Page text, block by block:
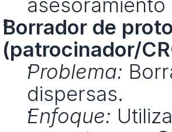
Borrador de
(patrocinador/
Problema:
dispersas.
Enfoque: